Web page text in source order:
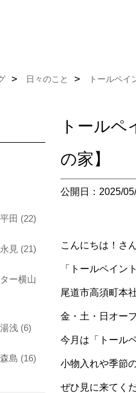
日々のこと トールペ
トール
の家】
公開日：2025/
こんにちは！さ
「トールペイン
尾道市高須町本
金・土・日オー
今月は「トール
小物入れや季節
ぜひ見に来てく
田 (22)
見 (21)
ー横山
浅 (6)
島 (16)